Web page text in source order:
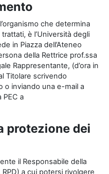
che determina
è l’Università degli
in Piazza dell’Ateneo
della Rettrice prof.ssa
Rappresentante, (d’ora in
Titolare scrivendo
o inviando una e-mail a
PEC a
protezione dei
il Responsabile della
a cui potersi rivolgere